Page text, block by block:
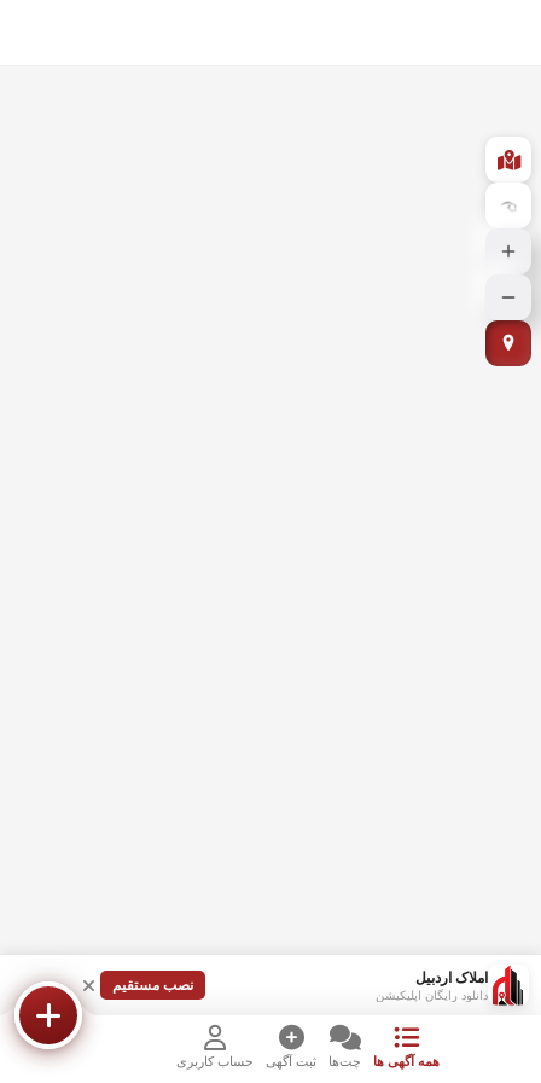
املاک اردبیل
دانلود رایگان اپلیکیشن
نصب مستقیم
همه آگهی ها چت‌ها ثبت آگهی حساب کاربری